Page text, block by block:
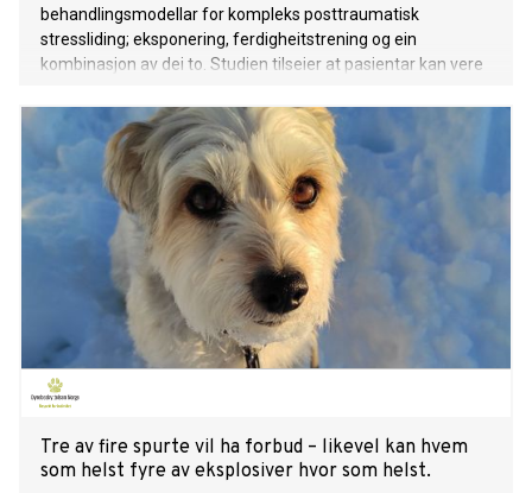
behandlingsmodellar for kompleks posttraumatisk
stressliding; eksponering, ferdigheitstrening og ein
kombinasjon av dei to. Studien tilseier at pasientar kan vere
ein kombinasjon av fleire behandlingskomponentar.
Tre av fire spurte vil ha forbud – likevel kan hvem
som helst fyre av eksplosiver hvor som helst.